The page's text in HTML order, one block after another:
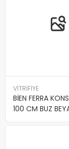
VİTRİFİYE
BİEN FERRA
100 CM BUZ